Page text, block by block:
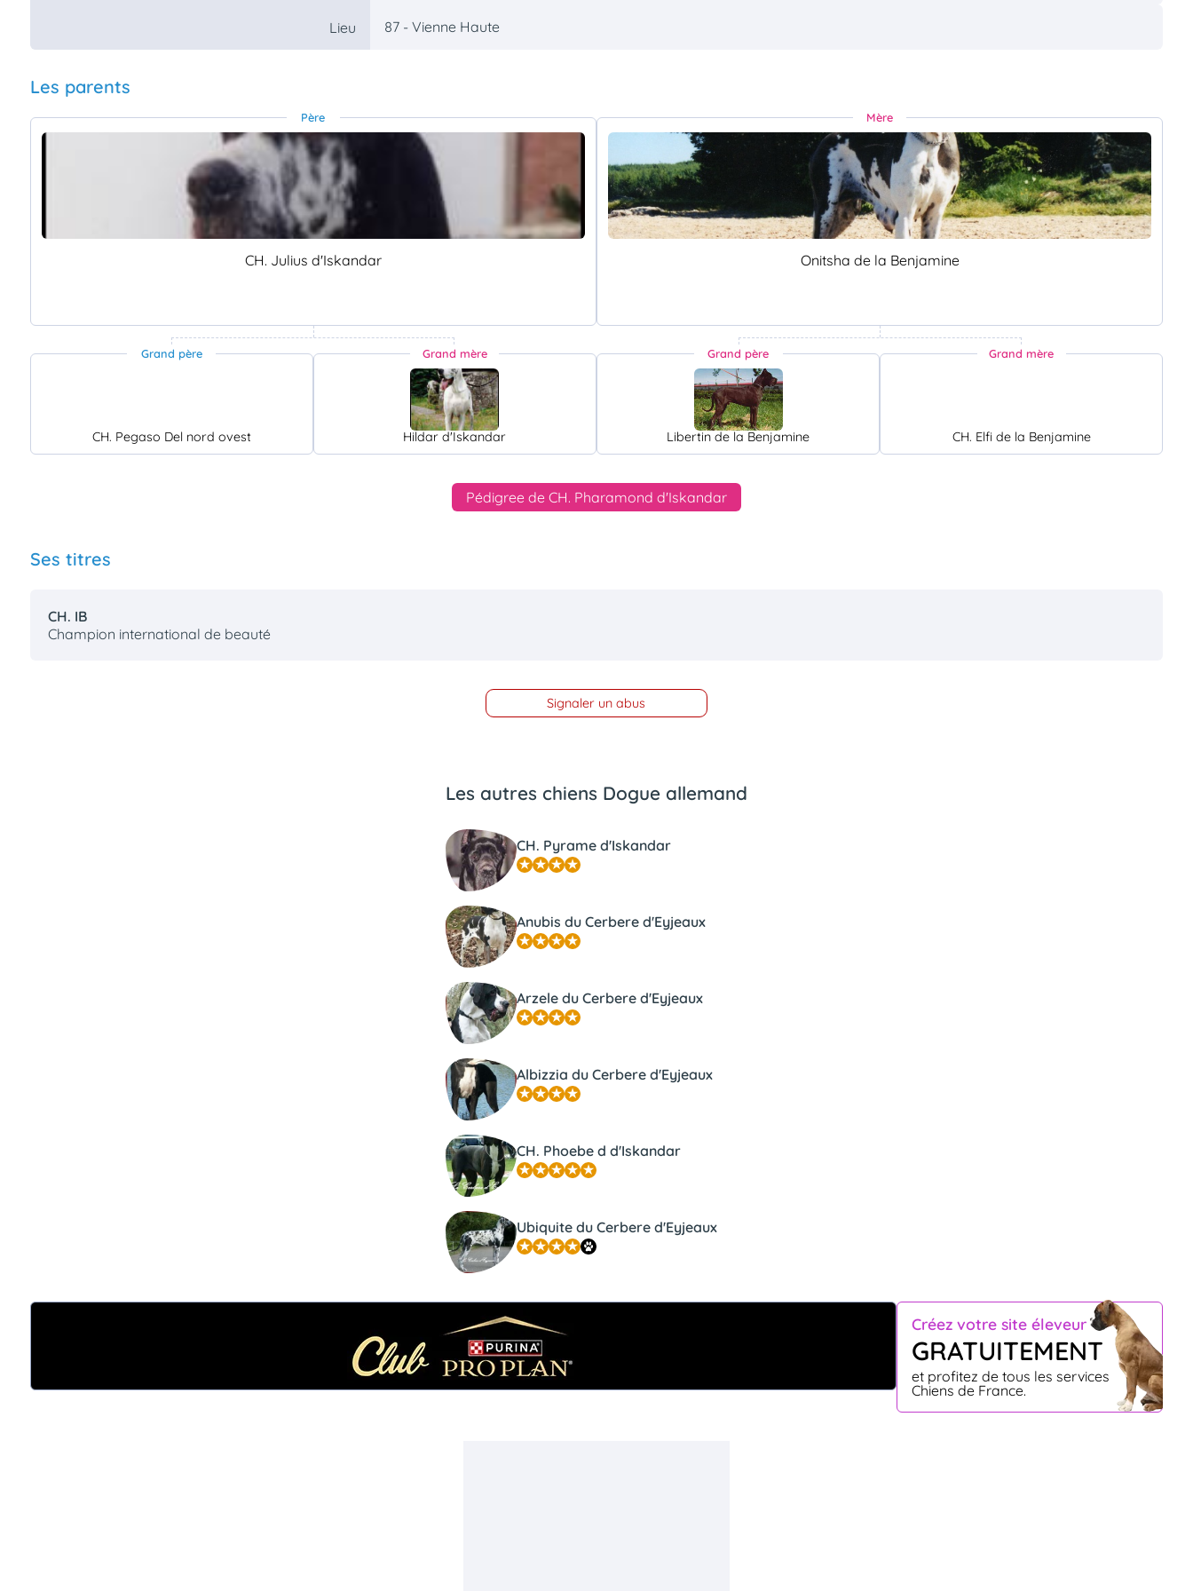
Lieu 87 - Vienne Haute
Les parents
Père
CH. Julius d'Iskandar
Grand père
CH. Pegaso Del nord ovest
Grand mère
Hildar d'Iskandar
Mère
Onitsha de la Benjamine
Grand père
Libertin de la Benjamine
Grand mère
CH. Elfi de la Benjamine
Pédigree de CH. Pharamond d'Iskandar
Ses titres
CH. IB
Champion international de beauté
Signaler un abus
Créez votre site éleveur
GRATUITEMENT
et profitez de tous les services
Chiens de France.
Les autres chiens Dogue allemand
CH. Pyrame d'Iskandar
Anubis du Cerbere d'Eyjeaux
Arzele du Cerbere d'Eyjeaux
Albizzia du Cerbere d'Eyjeaux
CH. Phoebe d d'Iskandar
Ubiquite du Cerbere d'Eyjeaux